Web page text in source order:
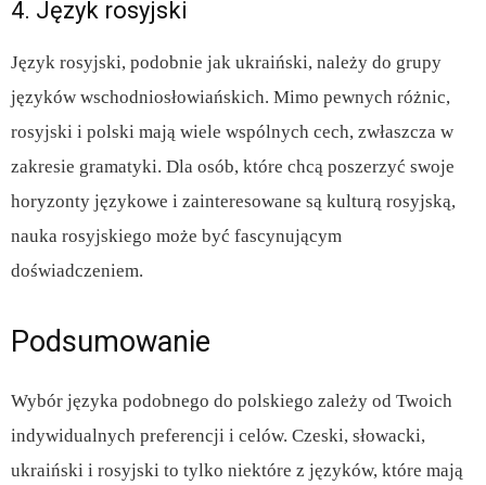
4. Język rosyjski
Język rosyjski, podobnie jak ukraiński, należy do grupy
języków wschodniosłowiańskich. Mimo pewnych różnic,
rosyjski i polski mają wiele wspólnych cech, zwłaszcza w
zakresie gramatyki. Dla osób, które chcą poszerzyć swoje
horyzonty językowe i zainteresowane są kulturą rosyjską,
nauka rosyjskiego może być fascynującym
doświadczeniem.
Podsumowanie
Wybór języka podobnego do polskiego zależy od Twoich
indywidualnych preferencji i celów. Czeski, słowacki,
ukraiński i rosyjski to tylko niektóre z języków, które mają